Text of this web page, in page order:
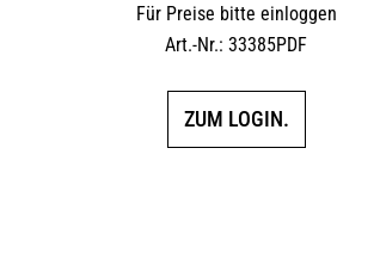
Für Preise bitte einloggen
Art.-Nr.: 33385PDF
ZUM LOGIN.